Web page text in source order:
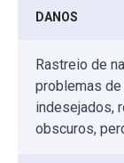
DANOS
Rastreio de
problemas
indesejados,
obscuros,